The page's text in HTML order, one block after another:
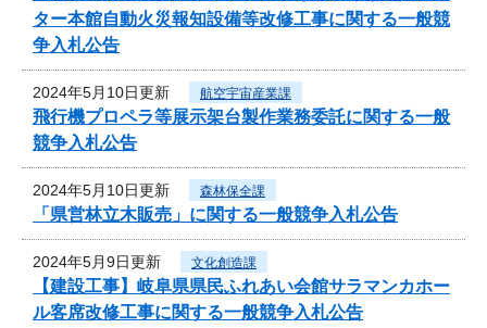
ター本館自動火災報知設備等改修工事に関する一般競
争入札公告
2024年5月10日更新 航空宇宙産業課
飛行機プロペラ等展示架台製作業務委託に関する一般
競争入札公告
2024年5月10日更新 森林保全課
「県営林立木販売」に関する一般競争入札公告
2024年5月9日更新 文化創造課
【建設工事】岐阜県県民ふれあい会館サラマンカホー
ル客席改修工事に関する一般競争入札公告